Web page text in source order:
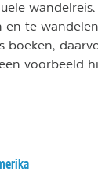
te
boeken,
voorbeeld